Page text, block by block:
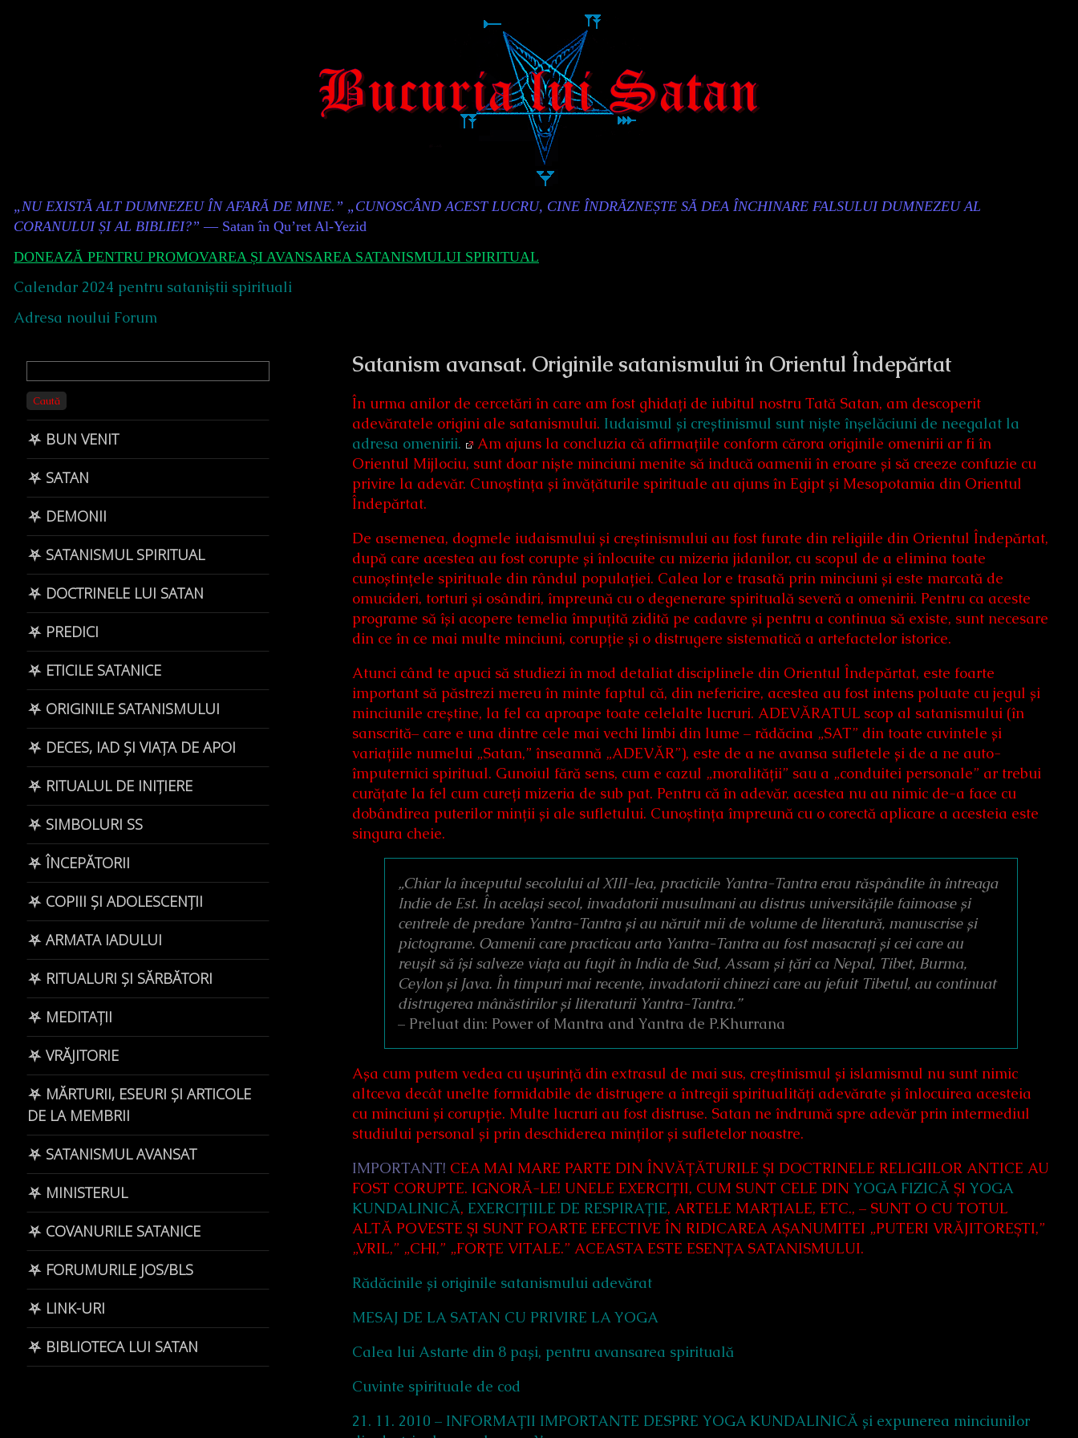
Content
Header
„NU EXISTĂ ALT DUMNEZEU ÎN AFARĂ DE MINE.” „CUNOSCÂND ACEST LUCRU, CINE ÎNDRĂZNEȘTE SĂ DEA ÎNCHINARE FALSULUI DUMNEZEU AL
CORANULUI ȘI AL BIBLIEI?” — Satan în Qu’ret Al-Yezid
DONEAZĂ PENTRU PROMOVAREA ȘI AVANSAREA SATANISMULUI SPIRITUAL
Calendar 2024 pentru sataniștii spirituali
Adresa noului Forum
Satanism avansat. Originile satanismului în Orientul Îndepărtat
În urma anilor de cercetări în care am fost ghidați de iubitul nostru Tată Satan, am descoperit
adevăratele origini ale satanismului. Iudaismul și creștinismul sunt niște înșelăciuni de neegalat la
adresa omenirii.
Am ajuns la concluzia că afirmațiile conform cărora originile omenirii ar fi în
Orientul Mijlociu, sunt doar niște minciuni menite să inducă oamenii în eroare și să creeze confuzie cu
privire la adevăr. Cunoștința și învățăturile spirituale au ajuns în Egipt și Mesopotamia din Orientul
Îndepărtat.
De asemenea, dogmele iudaismului și creștinismului au fost furate din religiile din Orientul Îndepărtat,
după care acestea au fost corupte și înlocuite cu mizeria jidanilor, cu scopul de a elimina toate
cunoștințele spirituale din rândul populației. Calea lor e trasată prin minciuni și este marcată de
omucideri, torturi și osândiri, împreună cu o degenerare spirituală severă a omenirii. Pentru ca aceste
programe să își acopere temelia împuțită zidită pe cadavre și pentru a continua să existe, sunt necesare
din ce în ce mai multe minciuni, corupție și o distrugere sistematică a artefactelor istorice.
Atunci când te apuci să studiezi în mod detaliat disciplinele din Orientul Îndepărtat, este foarte
important să păstrezi mereu în minte faptul că, din nefericire, acestea au fost intens poluate cu jegul și
minciunile creștine, la fel ca aproape toate celelalte lucruri. ADEVĂRATUL scop al satanismului (în
sanscrită– care e una dintre cele mai vechi limbi din lume – rădăcina „SAT” din toate cuvintele și
variațiile numelui „Satan,” înseamnă „ADEVĂR”), este de a ne avansa sufletele și de a ne auto-
împuternici spiritual. Gunoiul fără sens, cum e cazul „moralității” sau a „conduitei personale” ar trebui
curățate la fel cum cureți mizeria de sub pat. Pentru că în adevăr, acestea nu au nimic de-a face cu
dobândirea puterilor minții și ale sufletului. Cunoștința împreună cu o corectă aplicare a acesteia este
singura cheie.
„Chiar la începutul secolului al XIII-lea, practicile Yantra-Tantra erau răspândite în întreaga
Indie de Est. În același secol, invadatorii musulmani au distrus universitățile faimoase și
centrele de predare Yantra-Tantra și au năruit mii de volume de literatură, manuscrise și
pictograme. Oamenii care practicau arta Yantra-Tantra au fost masacrați și cei care au
reușit să își salveze viața au fugit în India de Sud, Assam și țări ca Nepal, Tibet, Burma,
Ceylon și Java. În timpuri mai recente, invadatorii chinezi care au jefuit Tibetul, au continuat
distrugerea mânăstirilor și literaturii Yantra-Tantra.”
– Preluat din: Power of Mantra and Yantra de P.Khurrana
Așa cum putem vedea cu ușurință din extrasul de mai sus, creștinismul și islamismul nu sunt nimic
altceva decât unelte formidabile de distrugere a întregii spiritualități adevărate și înlocuirea acesteia
cu minciuni și corupție. Multe lucruri au fost distruse. Satan ne îndrumă spre adevăr prin intermediul
studiului personal și prin deschiderea minților și sufletelor noastre.
IMPORTANT! CEA MAI MARE PARTE DIN ÎNVĂȚĂTURILE ȘI DOCTRINELE RELIGIILOR ANTICE AU
FOST CORUPTE. IGNORĂ-LE! UNELE EXERCIȚII, CUM SUNT CELE DINYOGA FIZICĂȘIYOGA
KUNDALINICĂ, EXERCIȚIILE DE RESPIRAȚIE, ARTELE MARȚIALE, ETC., – SUNT O CU TOTUL
ALTĂ POVESTE ȘI SUNT FOARTE EFECTIVE ÎN RIDICAREA AȘANUMITEI „PUTERI VRĂJITOREȘTI,”
„VRIL,” „CHI,” „FORȚE VITALE.” ACEASTA ESTE ESENȚA SATANISMULUI.
Rădăcinile și originile satanismului adevărat
MESAJ DE LA SATAN CU PRIVIRE LA YOGA
Calea lui Astarte din 8 pași, pentru avansarea spirituală
Cuvinte spirituale de cod
21. 11. 2010 – INFORMAȚII IMPORTANTE DESPRE YOGA KUNDALINICĂ și expunerea minciunilor
Primary
Sidebar
Caută
⛧ BUN VENIT
⛧ SATAN
⛧ DEMONII
⛧ SATANISMUL SPIRITUAL
⛧ DOCTRINELE LUI SATAN
⛧ PREDICI
⛧ ETICILE SATANICE
⛧ ORIGINILE SATANISMULUI
⛧ DECES, IAD ȘI VIAȚA DE APOI
⛧ RITUALUL DE INIȚIERE
⛧ SIMBOLURI SS
⛧ ÎNCEPĂTORII
⛧ COPIII ȘI ADOLESCENȚII
⛧ ARMATA IADULUI
⛧ RITUALURI ȘI SĂRBĂTORI
⛧ MEDITAȚII
⛧ VRĂJITORIE
⛧ MĂRTURII, ESEURI ȘI ARTICOLE
DE LA MEMBRII
⛧ SATANISMUL AVANSAT
⛧ MINISTERUL
⛧ COVANURILE SATANICE
⛧ FORUMURILE JOS/BLS
⛧ LINK-URI
⛧ BIBLIOTECA LUI SATAN